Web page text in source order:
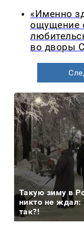
«Именно
ощущение
во дворы
Такую зиму в
никто не ждал:
так?!